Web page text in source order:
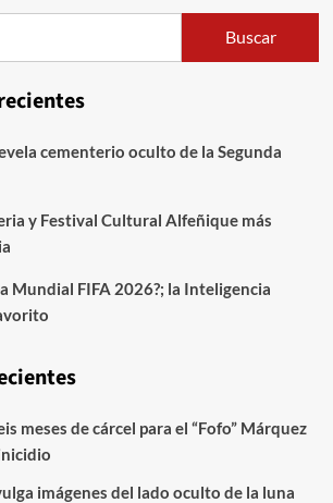
cementerio oculto de la Segunda
y Festival Cultural Alfeñique más
Mundial FIFA 2026?; la Inteligencia
meses de cárcel para el “Fofo” Márquez
imágenes del lado oculto de la luna